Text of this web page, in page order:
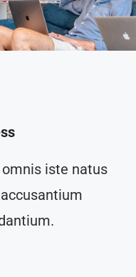
iste natus